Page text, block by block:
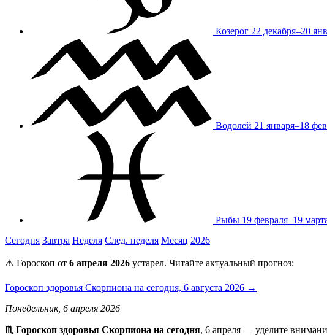
Козерог 22 декабря–20
Водолей 21 января–18
Рыбы 19 февраля–19
Сегодня Завтра Неделя След. неделя Месяц 2026
⚠️ Гороскоп от 6 апреля 2026 устарел. Читайте актуальный прогноз:
Гороскоп здоровья Скорпиона на сегодня, 6 августа 2026 →
Понедельник, 6 апреля 2026
♏ Гороскоп здоровья Скорпиона на сегодня, 6 апреля — уделите